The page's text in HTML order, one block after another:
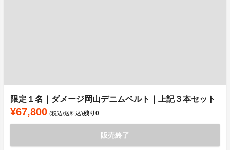
限定１名｜ダメージ岡山デニムベルト｜上記３本セット
¥67,800 (税込/送料込)残り0
販売終了